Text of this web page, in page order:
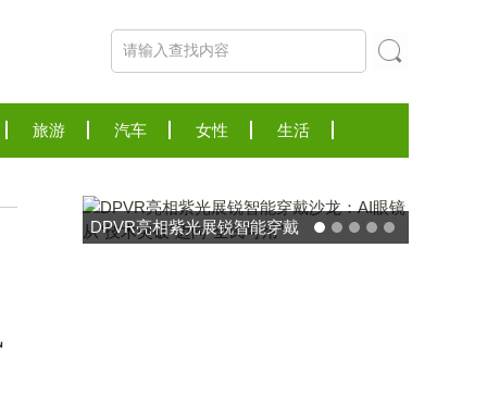
旅游 汽车 女性 生活